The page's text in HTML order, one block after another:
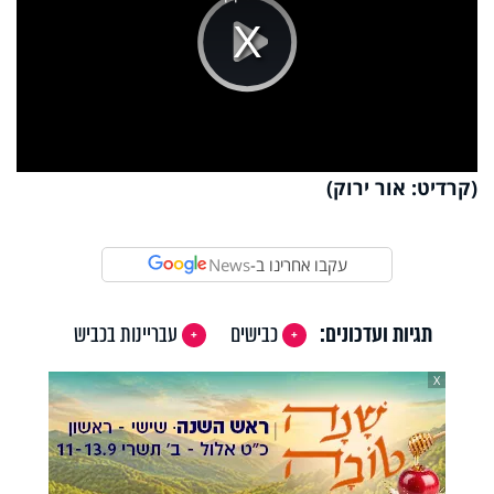
Play
Video
(קרדיט: אור ירוק)
עקבו אחרינו ב-News
תגיות ועדכונים: כבישים עבריינות בכביש
X